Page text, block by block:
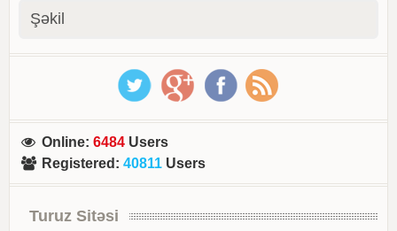
Şəkil
Online:6484 Users
Registered :40811 Users
Turuz Sitəsi